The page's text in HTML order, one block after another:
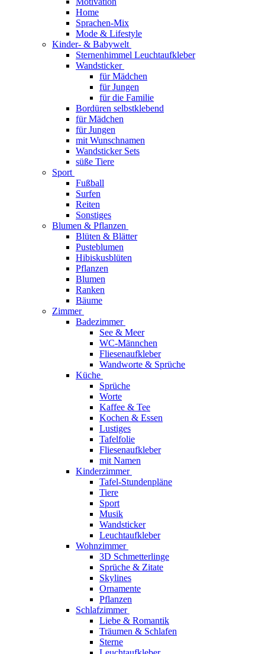
Home
Sprachen-Mix
Mode & Lifestyle
Kinder- & Babywelt
Sternenhimmel Leuchtaufkleber
Wandsticker
für Mädchen
für Jungen
für die Familie
Bordüren selbstklebend
für Mädchen
für Jungen
mit Wunschnamen
Wandsticker Sets
süße Tiere
Sport
Fußball
Surfen
Reiten
Sonstiges
Blumen & Pflanzen
Blüten & Blätter
Pusteblumen
Hibiskusblüten
Pflanzen
Blumen
Ranken
Bäume
Zimmer
Badezimmer
See & Meer
WC-Männchen
Fliesenaufkleber
Wandworte & Sprüche
Küche
Sprüche
Worte
Kaffee & Tee
Kochen & Essen
Lustiges
Tafelfolie
Fliesenaufkleber
mit Namen
Kinderzimmer
Tafel-Stundenpläne
Tiere
Sport
Musik
Wandsticker
Leuchtaufkleber
Wohnzimmer
3D Schmetterlinge
Sprüche & Zitate
Skylines
Ornamente
Pflanzen
Schlafzimmer
Liebe & Romantik
Träumen & Schlafen
Sterne